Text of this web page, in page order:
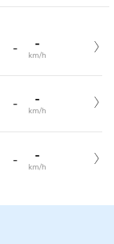
- -
km/h
- -
km/h
- -
km/h